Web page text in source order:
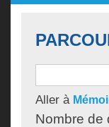
Aller à
Nombre de